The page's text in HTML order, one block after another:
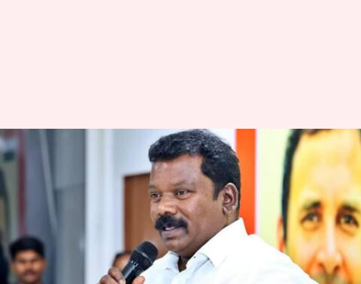
கரூர் கூட்ட நெரிசல்
சோகம்: உயிரிழந்தோர்
குடும்பங்களுக்கு ரூ.1
கோடி நிவாரணம்
வழங்குவதாக காங்கிரஸ்
கட்சி அறிவிப்பு